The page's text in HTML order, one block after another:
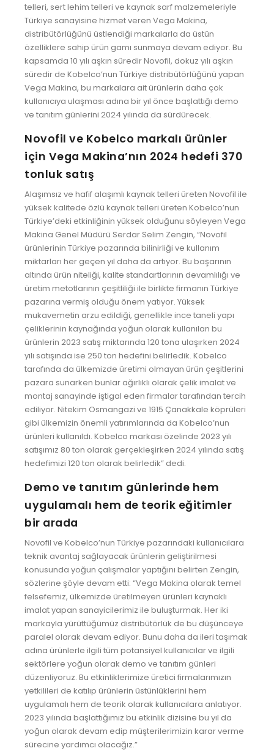
telleri, sert lehim telleri ve kaynak sarf malzemeleriyle
Türkiye sanayisine hizmet veren Vega Makina,
distribütörlüğünü üstlendiği markalarla da üstün
özelliklere sahip ürün gamı sunmaya devam ediyor. Bu
kapsamda 10 yılı aşkın süredir Novofil, dokuz yılı aşkın
süredir de Kobelco’nun Türkiye distribütörlüğünü yapan
Vega Makina, bu markalara ait ürünlerin daha çok
kullanıcıya ulaşması adına bir yıl önce başlattığı demo
ve tanıtım günlerini 2024 yılında da sürdürecek.
Novofil ve Kobelco markalı ürünler
için Vega Makina’nın 2024 hedefi 370
tonluk satış
Alaşımsız ve hafif alaşımlı kaynak telleri üreten Novofil ile
yüksek kalitede özlü kaynak telleri üreten Kobelco’nun
Türkiye’deki etkinliğinin yüksek olduğunu söyleyen Vega
Makina Genel Müdürü Serdar Selim Zengin, “Novofil
ürünlerinin Türkiye pazarında bilinirliği ve kullanım
miktarları her geçen yıl daha da artıyor. Bu başarının
altında ürün niteliği, kalite standartlarının devamlılığı ve
üretim metotlarının çeşitliliği ile birlikte firmanın Türkiye
pazarına vermiş olduğu önem yatıyor. Yüksek
mukavemetin arzu edildiği, genellikle ince taneli yapı
çeliklerinin kaynağında yoğun olarak kullanılan bu
ürünlerin 2023 satış miktarında 120 tona ulaşırken 2024
yılı satışında ise 250 ton hedefini belirledik. Kobelco
tarafında da ülkemizde üretimi olmayan ürün çeşitlerini
pazara sunarken bunlar ağırlıklı olarak çelik imalat ve
montaj sanayinde iştigal eden firmalar tarafından tercih
ediliyor. Nitekim Osmangazi ve 1915 Çanakkale köprüleri
gibi ülkemizin önemli yatırımlarında da Kobelco’nun
ürünleri kullanıldı. Kobelco markası özelinde 2023 yılı
satışımız 80 ton olarak gerçekleşirken 2024 yılında satış
hedefimizi 120 ton olarak belirledik” dedi.
Demo ve tanıtım günlerinde hem
uygulamalı hem de teorik eğitimler
bir arada
Novofil ve Kobelco’nun Türkiye pazarındaki kullanıcılara
teknik avantaj sağlayacak ürünlerin geliştirilmesi
konusunda yoğun çalışmalar yaptığını belirten Zengin,
sözlerine şöyle devam etti: “Vega Makina olarak temel
felsefemiz, ülkemizde üretilmeyen ürünleri kaynaklı
imalat yapan sanayicilerimiz ile buluşturmak. Her iki
markayla yürüttüğümüz distribütörlük de bu düşünceye
paralel olarak devam ediyor. Bunu daha da ileri taşımak
adına ürünlerle ilgili tüm potansiyel kullanıcılar ve ilgili
sektörlere yoğun olarak demo ve tanıtım günleri
düzenliyoruz. Bu etkinliklerimize üretici firmalarımızın
yetkilileri de katılıp ürünlerin üstünlüklerini hem
uygulamalı hem de teorik olarak kullanıcılara anlatıyor.
2023 yılında başlattığımız bu etkinlik dizisine bu yıl da
yoğun olarak devam edip müşterilerimizin karar verme
sürecine yardımcı olacağız.”